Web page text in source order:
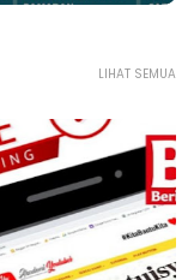
LIHAT SEMUA